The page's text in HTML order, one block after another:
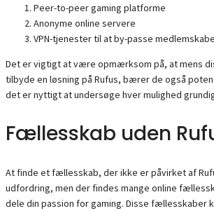
Peer-to-peer gaming platforme
Anonyme online servere
VPN-tjenester til at by-passe
Det er vigtigt at være opmærksom på, at mens
tilbyde en løsning på Rufus, bærer de også
det er nyttigt at undersøge hver mulighed
Fællesskab uden
At finde et fællesskab, der ikke er påvirket af
udfordring, men der findes mange online
dele din passion for gaming. Disse fællesskaber